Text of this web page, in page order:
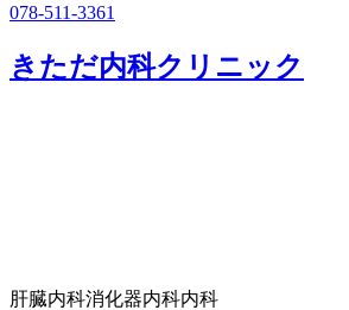
078-511-3361
きただ内科クリニック
肝臓内科消化器内科内科